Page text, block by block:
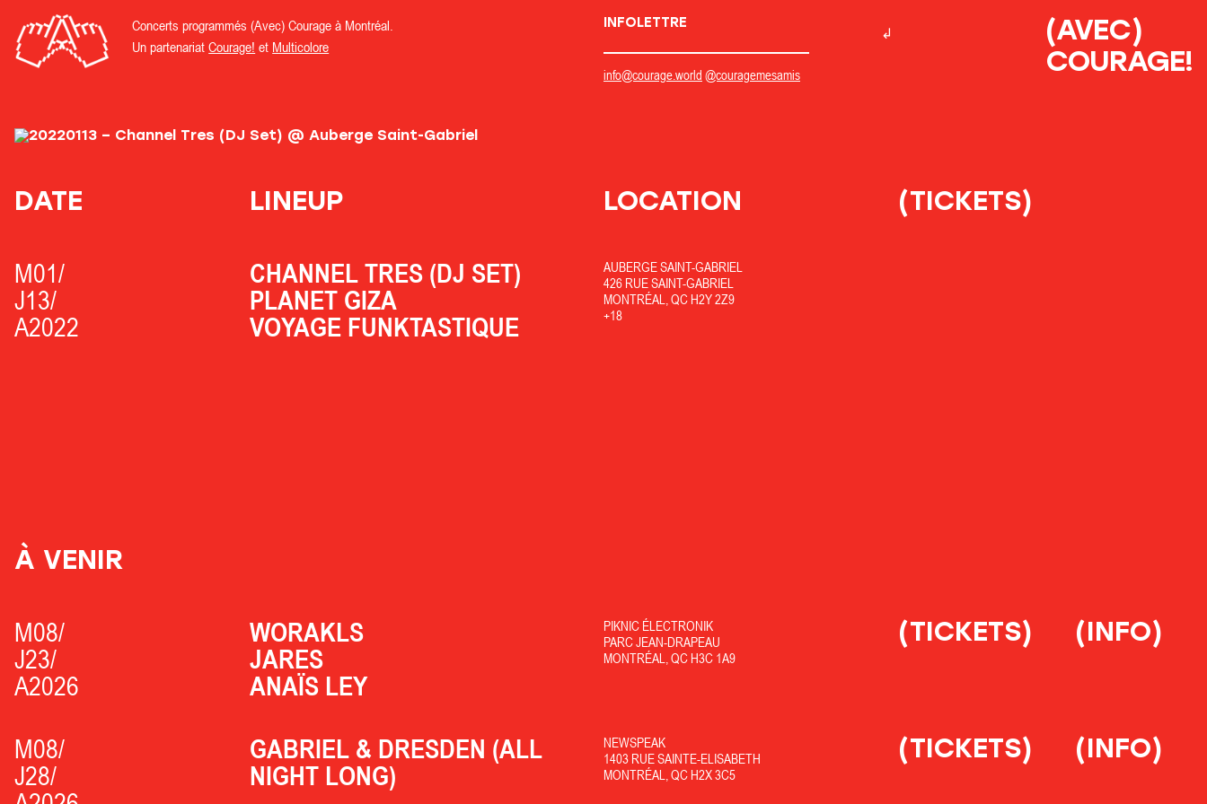
Concerts programmés (Avec) Courage à Montréal.
Un partenariatCourage! et Multicolore
INFOLETTRE
info@courage.world @couragemesamis
(AVEC)
COURAGE!
DATE LINEUP LOCATION (TICKETS)
M01/
J13/
A2022
CHANNEL TRES (DJ SET)
PLANET GIZA
VOYAGE FUNKTASTIQUE
AUBERGE SAINT-GABRIEL
426 RUE SAINT-GABRIEL
MONTRÉAL, QC H2Y 2Z9
+18
À VENIR
M08/
J23/
A2026
WORAKLS
JARES
ANAÏS LEY
PIKNIC ÉLECTRONIK
PARC JEAN-DRAPEAU
MONTRÉAL, QC H3C 1A9
(TICKETS) (INFO)
M08/
J28/
GABRIEL & DRESDEN (ALL
NIGHT LONG)
NEWSPEAK
1403 RUE SAINTE-ELISABETH
MONTRÉAL, QC H2X 3C5
(TICKETS) (INFO)